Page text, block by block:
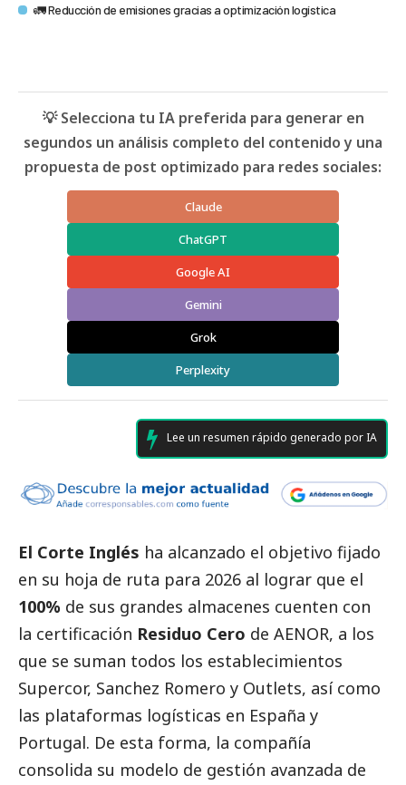
🚛 Reducción de emisiones gracias a optimización logística
💡 Selecciona tu IA preferida para generar en
segundos un análisis completo del contenido y una
propuesta de post optimizado para redes sociales:
Claude
ChatGPT
Google AI
Gemini
Grok
Perplexity
Lee un resumen rápido generado por IA
El Corte Inglés ha alcanzado el objetivo fijado
en su hoja de ruta para 2026 al lograr que el
100% de sus grandes almacenes cuenten con
la certificación Residuo Cero de AENOR, a los
que se suman todos los establecimientos
Supercor, Sanchez Romero y Outlets, así como
las plataformas logísticas en España y
Portugal. De esta forma, la compañía
consolida su modelo de gestión avanzada de